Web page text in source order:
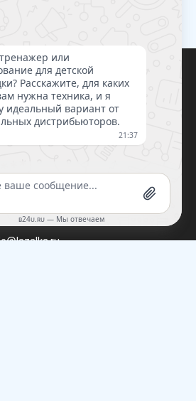
НА РАССЫЛКУ
(812) 220-93-18
звонок